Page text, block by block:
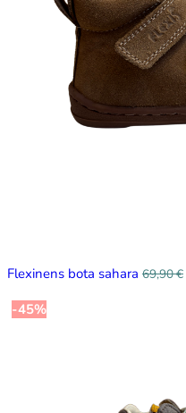
Flexinens bota sahara 69,90€
-45%